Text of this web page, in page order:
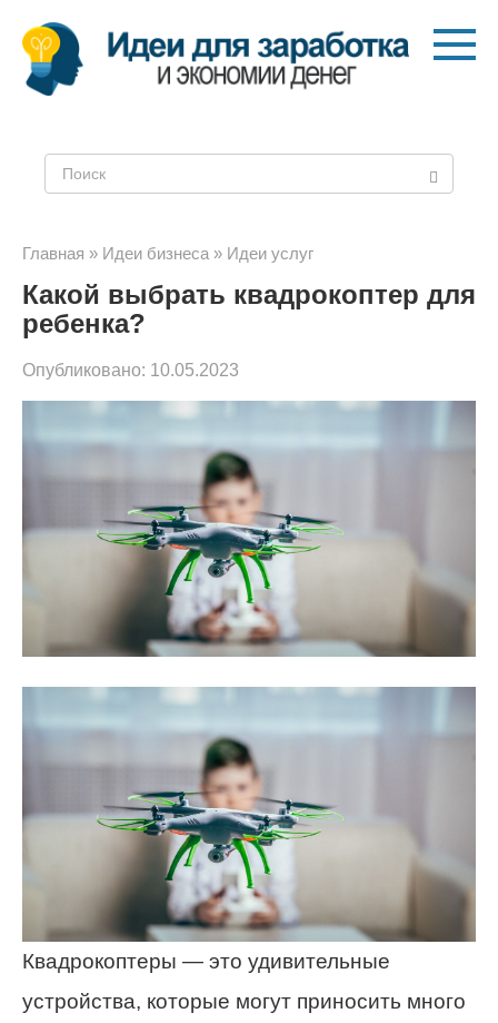
Перейти
контенту
Главная » Идеи бизнеса » Идеи услуг
Какой выбрать квадрокоптер для
ребенка?
Опубликовано: 10.05.2023
Квадрокоптеры — это удивительные
устройства, которые могут приносить много